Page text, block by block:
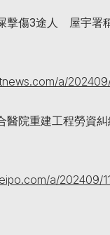
擊傷3途人 屋宇署
a/
醫院重建工程勞資
a/202409/